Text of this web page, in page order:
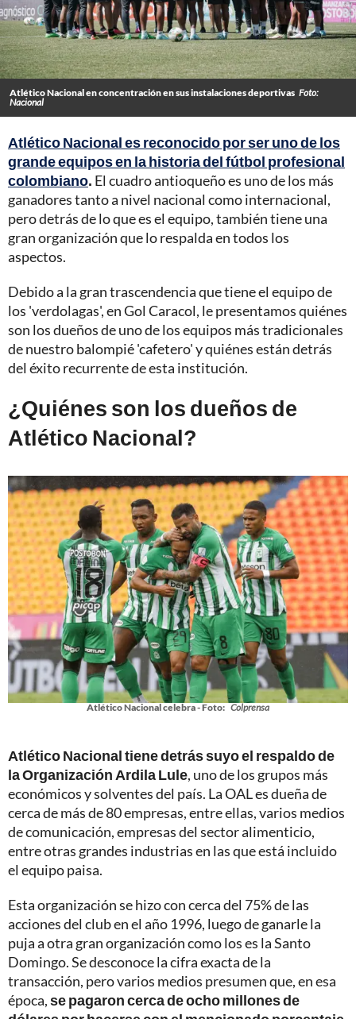
Atlético Nacional en concentración en sus instalaciones deportivas Foto:
Nacional
Atlético Nacional es reconocido por ser uno de los
grande equipos en la historia del fútbol profesional
colombiano. El cuadro antioqueño es uno de los más
ganadores tanto a nivel nacional como internacional,
pero detrás de lo que es el equipo, también tiene una
gran organización que lo respalda en todos los
aspectos.
Debido a la gran trascendencia que tiene el equipo de
los 'verdolagas', en Gol Caracol, le presentamos quiénes
son los dueños de uno de los equipos más tradicionales
de nuestro balompié 'cafetero' y quiénes están detrás
del éxito recurrente de esta institución.
¿Quiénes son los dueños de
Atlético Nacional?
Atlético Nacional celebra - Foto: Colprensa
Atlético Nacional tiene detrás suyo el respaldo de
la Organización Ardila Lule, uno de los grupos más
económicos y solventes del país. La OAL es dueña de
cerca de más de 80 empresas, entre ellas, varios medios
de comunicación, empresas del sector alimenticio,
entre otras grandes industrias en las que está incluido
el equipo paisa.
Esta organización se hizo con cerca del 75% de las
acciones del club en el año 1996, luego de ganarle la
puja a otra gran organización como los es la Santo
Domingo. Se desconoce la cifra exacta de la
transacción, pero varios medios presumen que, en esa
época,se pagaron cerca de ocho millones de